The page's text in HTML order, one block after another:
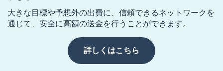
大きな目標や予想外の出費に、信頼できるネットワークを
通じて、安全に高額の送金を行うことができます。
詳しくはこちら